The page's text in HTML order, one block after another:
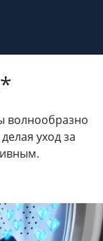
волнообразно
уход за